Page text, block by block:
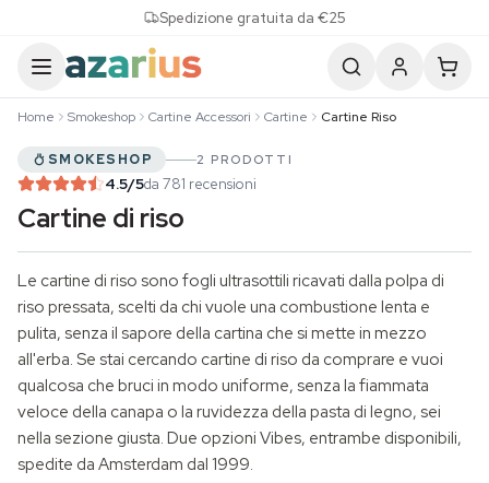
Spedizione gratuita da €25
Home Smokeshop Cartine Accessori Cartine Cartine Riso
SMOKESHOP 2 PRODOTTI
4.5/5da 781 recensioni
Cartine di riso
Le cartine di riso sono fogli ultrasottili ricavati dalla polpa di
riso pressata, scelti da chi vuole una combustione lenta e
pulita, senza il sapore della cartina che si mette in mezzo
all'erba. Se stai cercando cartine di riso da comprare e vuoi
qualcosa che bruci in modo uniforme, senza la fiammata
veloce della canapa o la ruvidezza della pasta di legno, sei
nella sezione giusta. Due opzioni Vibes, entrambe disponibili,
spedite da Amsterdam dal 1999.